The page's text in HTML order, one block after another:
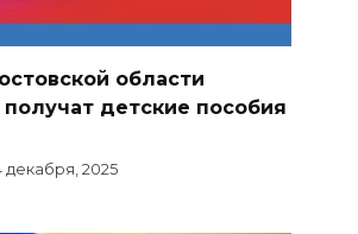
области
детские пособия
декабря, 2025